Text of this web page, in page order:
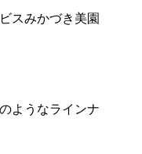
スみかづき美園
ようなラインナ